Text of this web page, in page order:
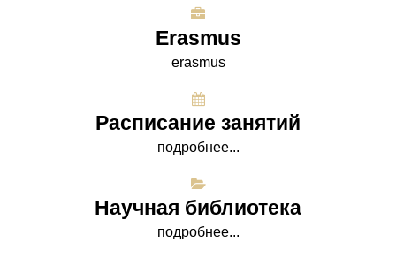
Erasmus
erasmus
Расписание занятий
подробнее...
Научная библиотека
подробнее...